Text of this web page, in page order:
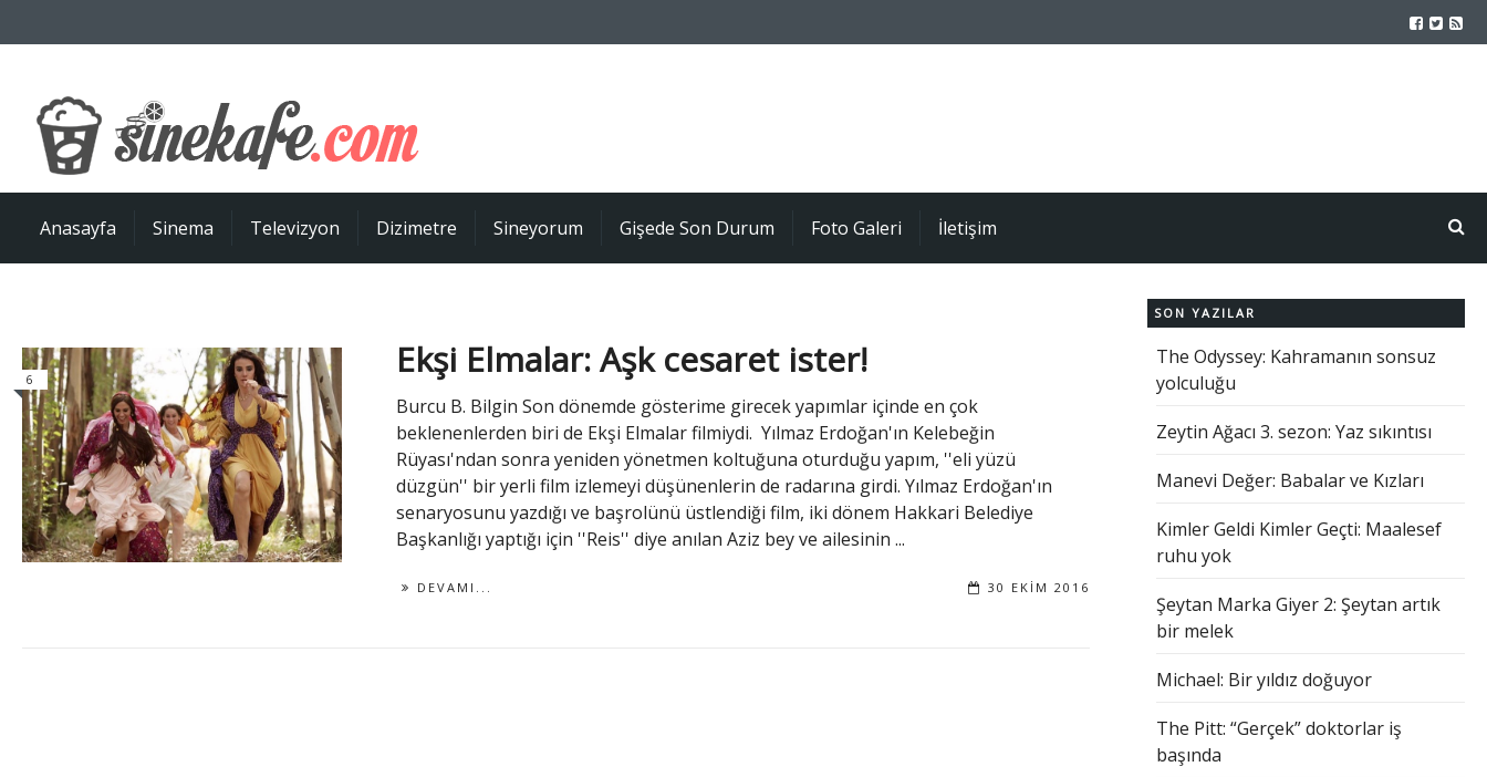
Anasayfa Sinema Televizyon Dizimetre Sineyorum Gişede Son Durum Foto Galeri İletişim
6 Ekşi Elmalar: Aşk cesaret ister!
Burcu B. Bilgin Son dönemde gösterime girecek yapımlar içinde en çok
beklenenlerden biri de Ekşi Elmalar filmiydi. Yılmaz Erdoğan'ın Kelebeğin
Rüyası'ndan sonra yeniden yönetmen koltuğuna oturduğu yapım, ''eli yüzü
düzgün'' bir yerli film izlemeyi düşünenlerin de radarına girdi. Yılmaz Erdoğan'ın
senaryosunu yazdığı ve başrolünü üstlendiği film, iki dönem Hakkari Belediye
Başkanlığı yaptığı için ''Reis'' diye anılan Aziz bey ve ailesinin ...
DEVAMI... 30 EKIM 2016
SON YAZILAR
The Odyssey: Kahramanın sonsuz
yolculuğu
Zeytin Ağacı 3. sezon: Yaz sıkıntısı
Manevi Değer: Babalar ve Kızları
Kimler Geldi Kimler Geçti: Maalesef
ruhu yok
Şeytan Marka Giyer 2: Şeytan artık
bir melek
Michael: Bir yıldız doğuyor
The Pitt: “Gerçek” doktorlar iş
başında